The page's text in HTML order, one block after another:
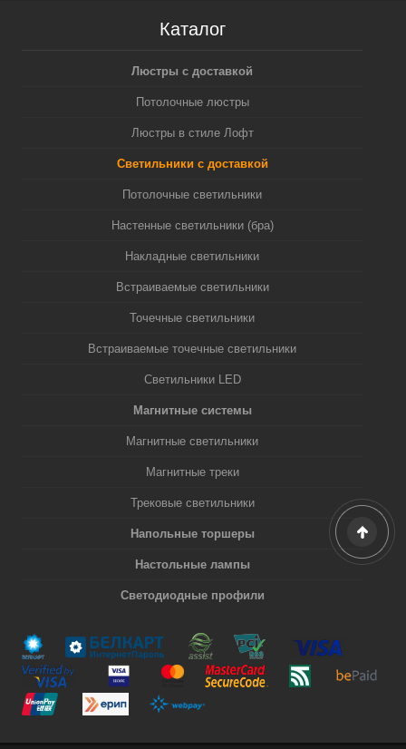
Каталог
Люстры с доставкой
Потолочные люстры
Люстры в стиле Лофт
Светильники с доставкой
Потолочные светильники
Настенные светильники (бра)
Накладные светильники
Встраиваемые светильники
Точечные светильники
Встраиваемые точечные светильники
Светильники LED
Магнитные системы
Магнитные светильники
Магнитные треки
Трековые светильники
Напольные торшеры
Настольные лампы
Светодиодные профили